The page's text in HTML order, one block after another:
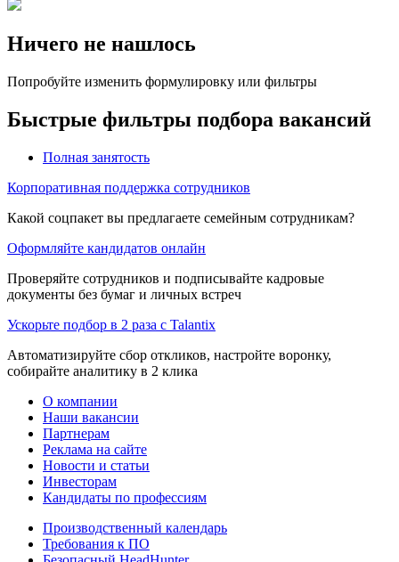
Ничего не нашлось
Попробуйте изменить формулировку или фильтры
Быстрые фильтры подбора вакансий
Полная занятость
Корпоративная поддержка сотрудников
Какой соцпакет вы предлагаете семейным сотрудникам?
Оформляйте кандидатов онлайн
Проверяйте сотрудников и подписывайте кадровые
документы без бумаг и личных встреч
Ускорьте подбор в 2 раза с Talantix
Автоматизируйте сбор откликов, настройте воронку,
собирайте аналитику в 2 клика
О компании
Наши вакансии
Партнерам
Реклама на сайте
Новости и статьи
Инвесторам
Кандидаты по профессиям
Производственный календарь
Требования к ПО